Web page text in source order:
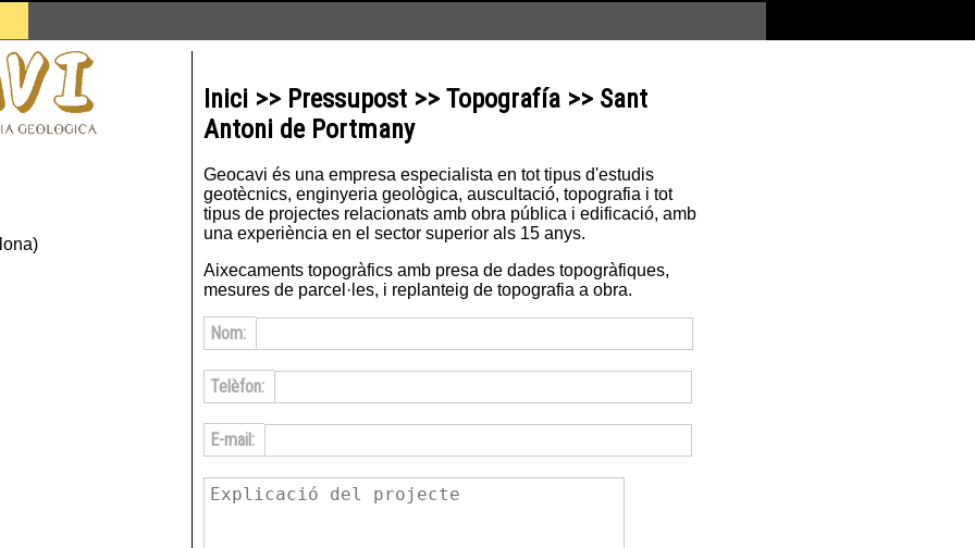
Inici >> Pressupost >> Topografía >> Sant
Antoni de Portmany
Geocavi és una empresa especialista en tot tipus d'estudis
geotècnics, enginyeria geològica, auscultació, topografia i tot
tipus de projectes relacionats amb obra pública i edificació, amb
una experiència en el sector superior als 15 anys.
Aixecaments topogràfics amb presa de dades topogràfiques,
mesures de parcel·les, i replanteig de topografia a obra.
Nom:
Telèfon:
E-mail: